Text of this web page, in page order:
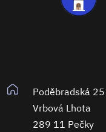
Poděbradská 25
Vrbová Lhota
289 11 Pečky